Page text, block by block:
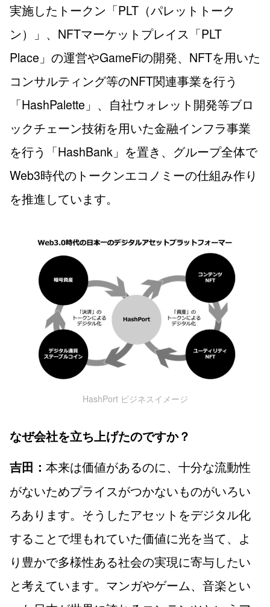
実施したトークン「PLT（パレットトーク
ン）」、NFTマーケットプレイス「PLT
Place」の運営やGameFiの開発、NFTを用いた
コンサルティング等のNFT関連事業を行う
「HashPalette」、自社ウォレット開発等ブロ
ックチェーン技術を用いた金融インフラ事業
を行う「HashBank」を置き、グループ全体で
Web3時代のトークンエコノミーの仕組み作り
を推進しています。
HashPort ビジネスイメージ
なぜ会社を立ち上げたのですか？
吉田： 本来は価値があるのに、十分な流動性
がないためプライスがつかないものがいろい
ろあります。そうしたアセットをデジタル化
することで埋もれていた価値に光を当て、よ
り豊かで多様性ある社会の実現に寄与したい
と考えています。マンガやゲーム、音楽とい